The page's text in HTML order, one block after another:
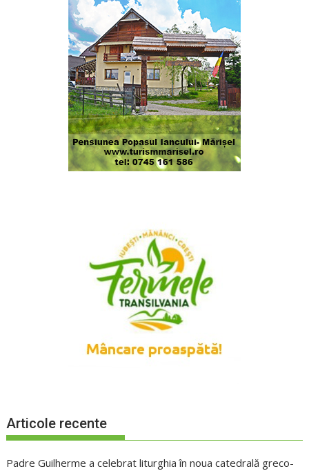
Articole recente
Padre Guilherme a celebrat liturghia în noua catedrală greco-